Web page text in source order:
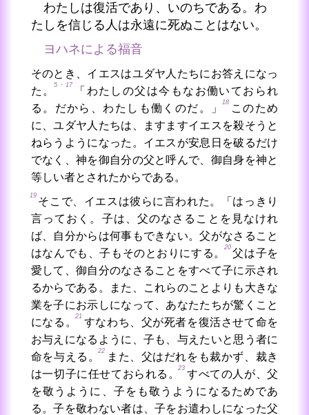
わたしは復活であり、いのちである。わ
たしを信じる人は永遠に死ぬことはない。
ヨハネによる福音
そのとき、イエスはユダヤ人たちにお答えになっ
た。
5・17
「わたしの父は今もなお働いておられ
る。だから、わたしも働くのだ。」
18
このため
に、ユダヤ人たちは、ますますイエスを殺そうと
ねらうようになった。イエスが安息日を破るだけ
でなく、神を御自分の父と呼んで、御自身を神と
等しい者とされたからである。
19
そこで、イエスは彼らに言われた。「はっきり
言っておく。子は、父のなさることを見なけれ
ば、自分からは何事もできない。父がなさること
はなんでも、子もそのとおりにする。
20
父は子を
愛して、御自分のなさることをすべて子に示され
るからである。また、これらのことよりも大きな
業を子にお示しになって、あなたたちが驚くこと
になる。
21
すなわち、父が死者を復活させて命を
お与えになるように、子も、与えたいと思う者に
命を与える。
22
また、父はだれをも裁かず、裁き
は一切子に任せておられる。
23
すべての人が、父
を敬うように、子をも敬うようになるためであ
る。子を敬わない者は、子をお遣わしになった父